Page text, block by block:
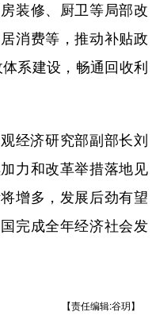
装修、厨卫等局部改
消费等，推动补贴政
系建设，畅通回收利
济研究部副部长刘
力和改革举措落地见
增多，发展后劲有望
完成全年经济社会发
【责任编辑:谷玥】